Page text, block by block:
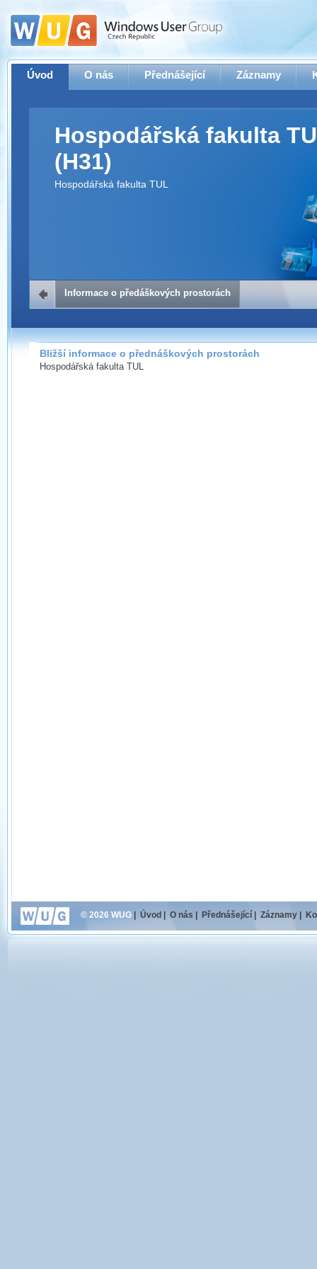
Úvod O nás Přednášející Záznamy
Hospodářská fakulta
(H31)
Hospodářská fakulta TUL
Informace o předáškových prostorách
Bližší informace o přednáškových prostorách
Hospodářská fakulta TUL
© 2026 WUG Úvod O nás Přednášející Záznamy